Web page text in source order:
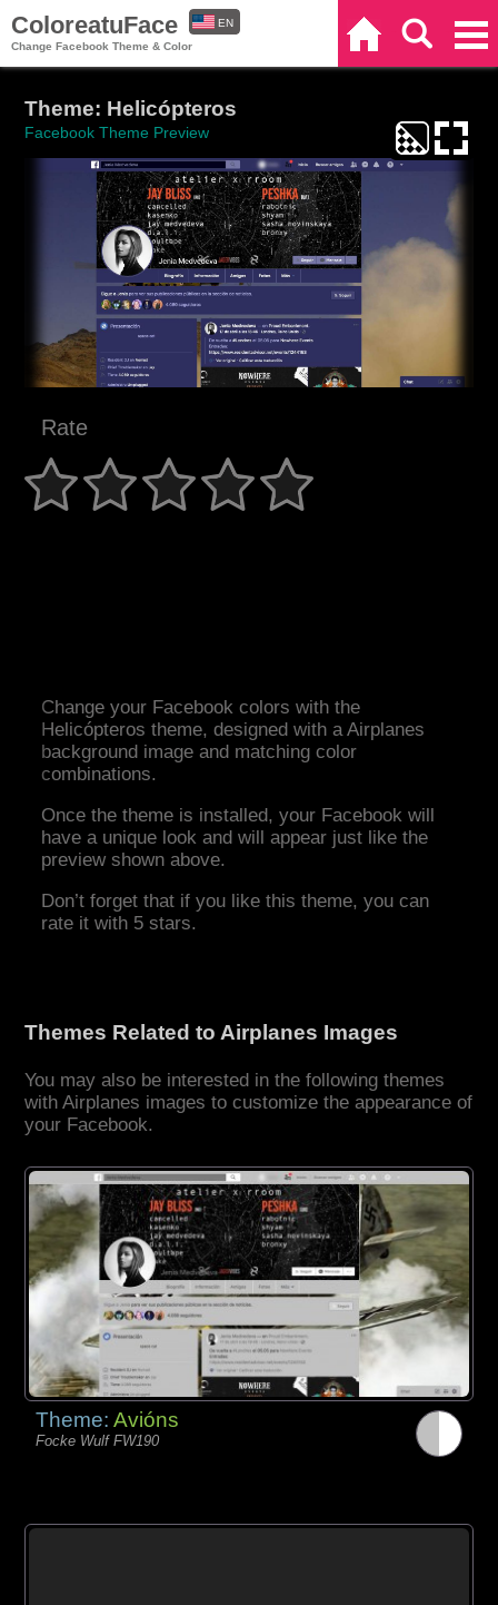
ColoreatuFace
Change Facebook Theme & Color
EN
Theme: Helicópteros
Facebook Theme Preview
Rate
Change your Facebook colors with the
Helicópteros theme, designed with a Airplanes
background image and matching color
combinations.
Once the theme is installed, your Facebook will
have a unique look and will appear just like the
preview shown above.
Don’t forget that if you like this theme, you can
rate it with 5 stars.
Themes Related to Airplanes Images
You may also be interested in the following themes
with Airplanes images to customize the appearance of
your Facebook.
Theme:Avións
Focke Wulf FW190